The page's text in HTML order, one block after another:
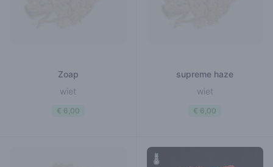
Zoap
wiet
€ 6,00
supreme haze
wiet
€ 6,00